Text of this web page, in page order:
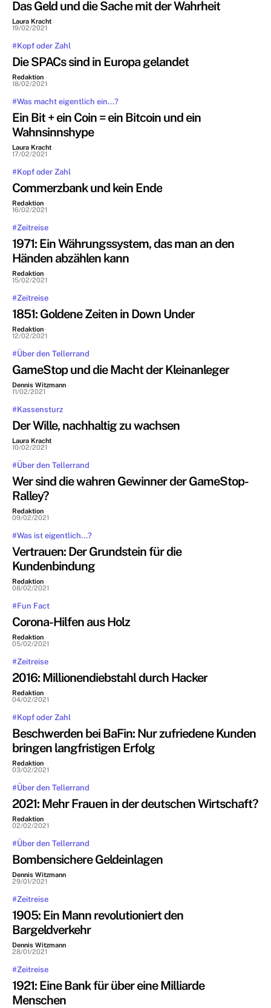
Das Geld und die Sache mit der Wahrheit
Laura Kracht -
19/02/2021
#Kopf oder Zahl
Die SPACs sind in Europa gelandet
Redaktion -
18/02/2021
#Was macht eigentlich ein...?
Ein Bit + ein Coin = ein Bitcoin und ein
Wahnsinnshype
Laura Kracht -
17/02/2021
#Kopf oder Zahl
Commerzbank und kein Ende
Redaktion -
16/02/2021
#Zeitreise
1971: Ein Währungssystem, das man an den
Händen abzählen kann
Redaktion -
15/02/2021
#Zeitreise
1851: Goldene Zeiten in Down Under
Redaktion -
12/02/2021
#Über den Tellerrand
GameStop und die Macht der Kleinanleger
Dennis Witzmann -
11/02/2021
#Kassensturz
Der Wille, nachhaltig zu wachsen
Laura Kracht -
10/02/2021
#Über den Tellerrand
Wer sind die wahren Gewinner der GameStop-
Ralley?
Redaktion -
09/02/2021
#Was ist eigentlich...?
Vertrauen: Der Grundstein für die
Kundenbindung
Redaktion -
08/02/2021
#Fun Fact
Corona-Hilfen aus Holz
Redaktion -
05/02/2021
#Zeitreise
2016: Millionendiebstahl durch Hacker
Redaktion -
04/02/2021
#Kopf oder Zahl
Beschwerden bei BaFin: Nur zufriedene Kunden
bringen langfristigen Erfolg
Redaktion -
03/02/2021
#Über den Tellerrand
2021: Mehr Frauen in der deutschen Wirtschaft?
Redaktion -
02/02/2021
#Über den Tellerrand
Bombensichere Geldeinlagen
Dennis Witzmann -
29/01/2021
#Zeitreise
1905: Ein Mann revolutioniert den
Bargeldverkehr
Dennis Witzmann -
28/01/2021
#Zeitreise
1921: Eine Bank für über eine Milliarde
Menschen